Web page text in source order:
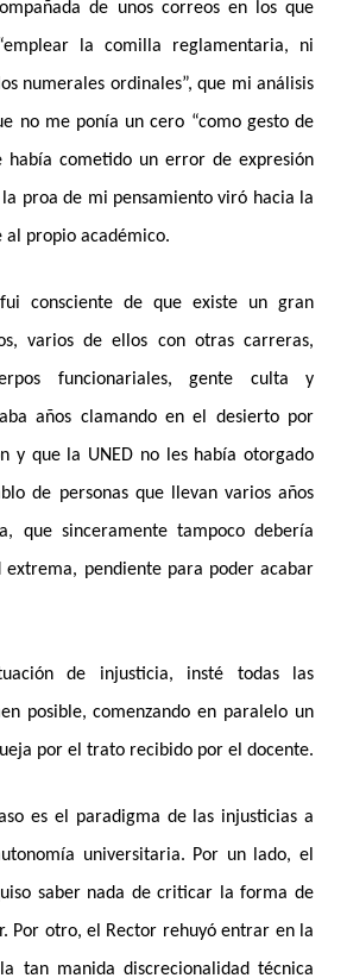
de unos correos en los que
la comilla reglamentaria, ni
numerales ordinales”, que mi análisis
no me ponía un cero “como gesto de
había cometido un error de expresión
la proa de mi pensamiento viró hacia la
al propio académico.
consciente de que existe un gran
varios de ellos con otras carreras,
funcionariales, gente culta y
años clamando en el desierto por
y que la UNED no les había otorgado
de personas que llevan varios años
que sinceramente tampoco debería
pendiente para poder acabar
de injusticia, insté todas las
posible, comenzando en paralelo un
por el trato recibido por el docente.
es el paradigma de las injusticias a
universitaria. Por un lado, el
saber nada de criticar la forma de
Por otro, el Rector rehuyó entrar en la
tan manida discrecionalidad técnica